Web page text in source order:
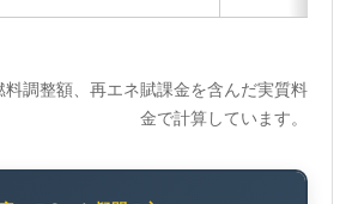
調整額、再エネ賦課金を含んだ実質料
金で計算しています。